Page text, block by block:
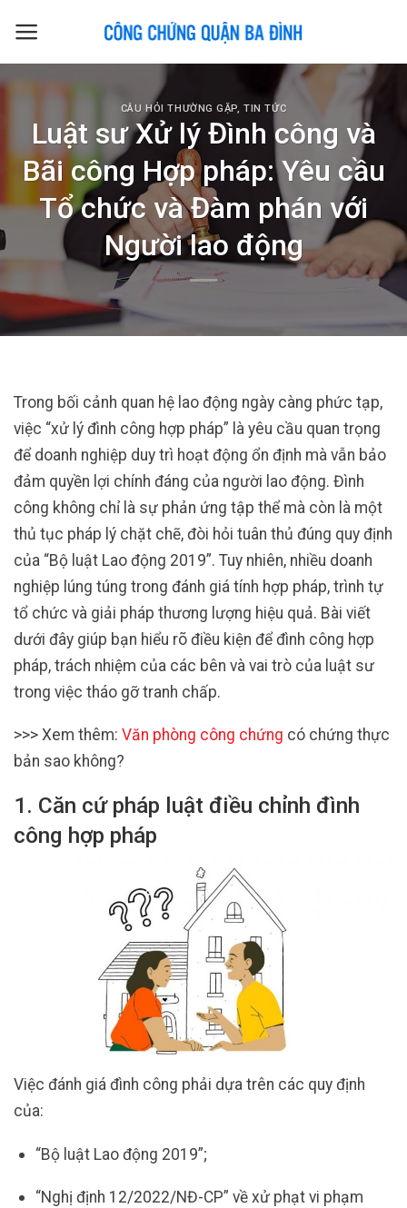
CÂU HỎI THƯỜNG GẶP,TIN TỨC
Luật sư Xử lý Đình công và
Bãi công Hợp pháp: Yêu cầu
Tổ chức và Đàm phán với
Người lao động
Trong bối cảnh quan hệ lao động ngày càng phức tạp,
việc “xử lý đình công hợp pháp” là yêu cầu quan trọng
để doanh nghiệp duy trì hoạt động ổn định mà vẫn bảo
đảm quyền lợi chính đáng của người lao động. Đình
công không chỉ là sự phản ứng tập thể mà còn là một
thủ tục pháp lý chặt chẽ, đòi hỏi tuân thủ đúng quy định
của “Bộ luật Lao động 2019”. Tuy nhiên, nhiều doanh
nghiệp lúng túng trong đánh giá tính hợp pháp, trình tự
tổ chức và giải pháp thương lượng hiệu quả. Bài viết
dưới đây giúp bạn hiểu rõ điều kiện để đình công hợp
pháp, trách nhiệm của các bên và vai trò của luật sư
trong việc tháo gỡ tranh chấp.
>>> Xem thêm: Văn phòng công chứng có chứng thực
bản sao không?
1. Căn cứ pháp luật điều chỉnh đình
công hợp pháp
Việc đánh giá đình công phải dựa trên các quy định
của:
“Bộ luật Lao động 2019”;
“Nghị định 12/2022/NĐ-CP” về xử phạt vi phạm